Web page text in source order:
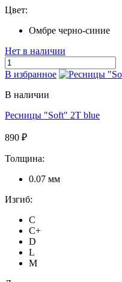
Цвет:
Омбре черно-синие
Нет в наличии
В избранное
В наличии
Ресницы "Soft" 2T blue
890 ₽
Толщина:
0.07 мм
Изгиб:
C
C+
D
L
M